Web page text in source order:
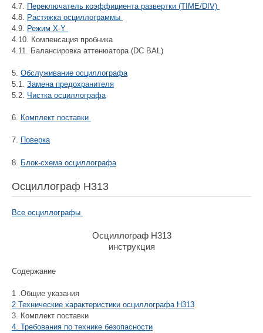
4.7.
Переключатель коэффициента развертки (TIME/DIV)
4.8.
Растяжка осциллограммы
4.9.
Режим X-Y
4.10. Компенсация пробника
4.11. Балансировка аттенюатора (DC BAL)
5. Обслуживание осциллографа
5.1. Замена предохранителя
5.2. Чистка осциллографа
6. Комплект поставки
7. Поверка
8. Блок-схема осциллографа
Осциллограф Н313
Все осциллографы
Осциллограф Н313
инструкция
Содержание
1 .Общие указания
2 Технические характеристики осциллографа Н313
3. Комплект поставки
4. Требования по технике безопасности